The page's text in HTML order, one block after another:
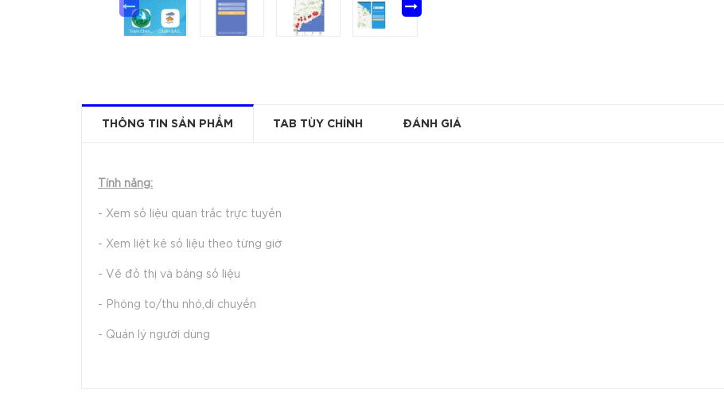
THÔNG TIN SẢN PHẨM TAB TÙY CHỈNH ĐÁNH GIÁ
Tính năng:
- Xem số liệu quan trắc trực tuyến
- Xem liệt kê số liệu theo từng giờ
- Vẽ đồ thị và bảng số liệu
- Phóng to/thu nhỏ,di chuyển
- Quản lý người dùng